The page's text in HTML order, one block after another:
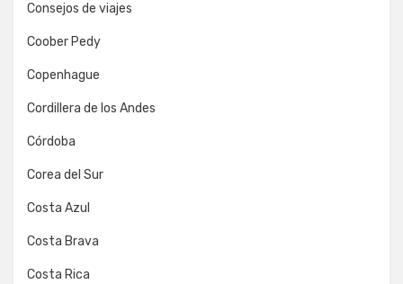
Consejos de viajes
Coober Pedy
Copenhague
Cordillera de los Andes
Córdoba
Corea del Sur
Costa Azul
Costa Brava
Costa Rica